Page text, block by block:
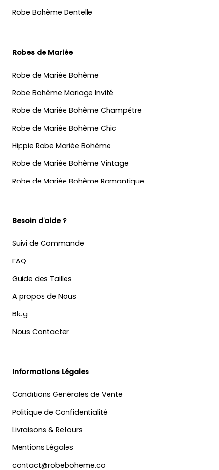
Robe Bohème Dentelle
Robes de Mariée
Robe de Mariée Bohème
Robe Bohème Mariage Invité
Robe de Mariée Bohème Champêtre
Robe de Mariée Bohème Chic
Hippie Robe Mariée Bohème
Robe de Mariée Bohème Vintage
Robe de Mariée Bohème Romantique
Besoin d'aide ?
Suivi de Commande
FAQ
Guide des Tailles
A propos de Nous
Blog
Nous Contacter
Informations Légales
Conditions Générales de Vente
Politique de Confidentialité
Livraisons & Retours
Mentions Légales
contact@robeboheme.co